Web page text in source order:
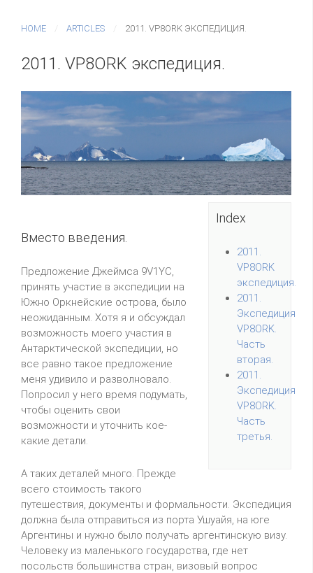
HOME ARTICLES 2011. VP8ORK ЭКСПЕДИЦИЯ.
2011. VP8ORK экспедиция.
Index
2011.
VP8ORK
экспедиция.
2011.
Экспедиция
VP8ORK.
Часть
вторая.
2011.
Экспедиция
VP8ORK.
Часть
третья.
Вместо введения.
Предложение Джеймса 9V1YC,
принять участие в экспедиции на
Южно Оркнейские острова, было
неожиданным. Хотя я и обсуждал
возможность моего участия в
Антарктической экспедиции, но
все равно такое предложение
меня удивило и разволновало.
Попросил у него время подумать,
чтобы оценить свои
возможности и уточнить кое-
какие детали.
А таких деталей много. Прежде
всего стоимость такого
путешествия, документы и формальности. Экспедиция
должна была отправиться из порта Ушуайя, на юге
Аргентины и нужно было получать аргентинскую визу.
Человеку из маленького государства, где нет
посольств большинства стран, визовый вопрос